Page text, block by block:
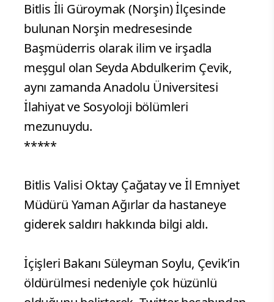
Bitlis İli Güroymak (Norşin) İlçesinde
bulunan Norşin medresesinde
Başmüderris olarak ilim ve irşadla
meşgul olan Seyda Abdulkerim Çevik,
aynı zamanda Anadolu Üniversitesi
İlahiyat ve Sosyoloji bölümleri
mezunuydu.
*****
Bitlis Valisi Oktay Çağatay ve İl Emniyet
Müdürü Yaman Ağırlar da hastaneye
giderek saldırı hakkında bilgi aldı.
İçişleri Bakanı Süleyman Soylu, Çevik’in
öldürülmesi nedeniyle çok hüzünlü